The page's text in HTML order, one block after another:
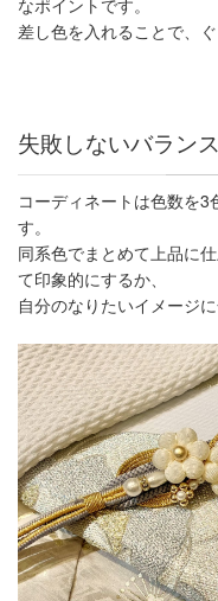
差し色を入れることで、
失敗しないバラン
コーディネートは色数を3
す。
同系色でまとめて上品に
て印象的にするか、
自分のなりたいイメージ